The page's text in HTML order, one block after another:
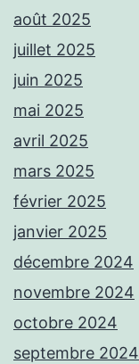
août 2025
juillet 2025
juin 2025
mai 2025
avril 2025
mars 2025
février 2025
janvier 2025
décembre 2024
novembre 2024
octobre 2024
septembre 2024